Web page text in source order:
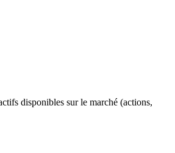
disponibles sur le marché (actions,